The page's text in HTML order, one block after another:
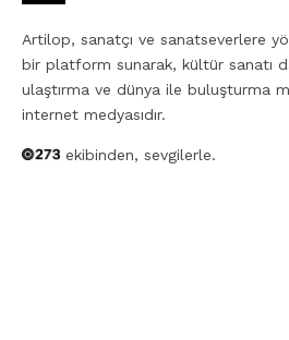
Artilop, sanatçı ve sanatseverlere
bir platform sunarak, kültür sanatı
ulaştırma ve dünya ile buluşturma
internet medyasıdır.
ekibinden, sevgilerle.